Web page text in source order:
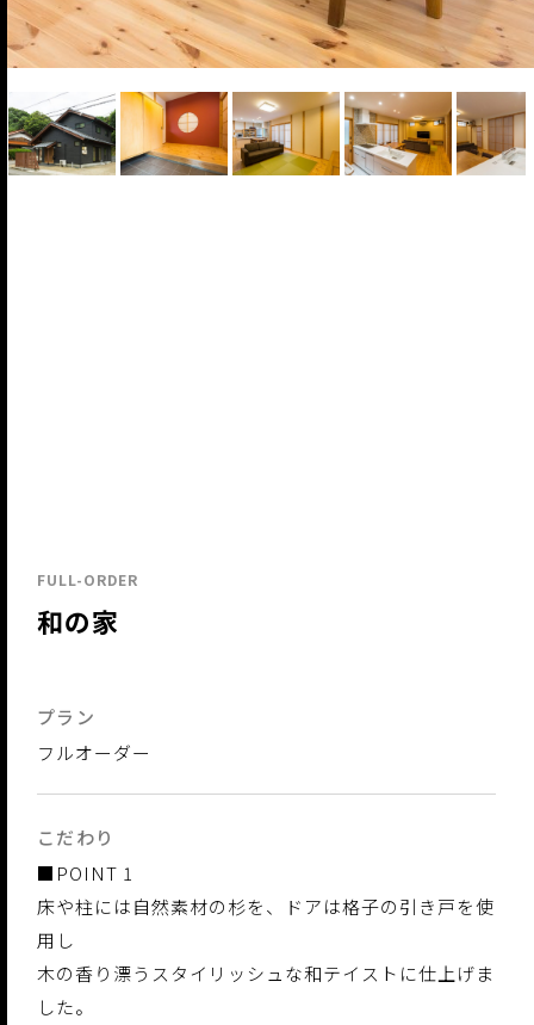
FULL-ORDER
和の家
プラン
フルオーダー
こだわり
■POINT 1
床や柱には自然素材の杉を、ドアは格子の引き戸を使
用し
木の香り漂うスタイリッシュな和テイストに仕上げま
した。